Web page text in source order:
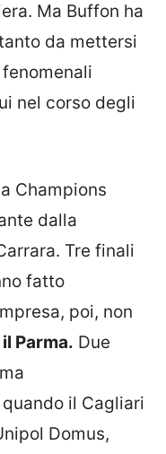
Ma Buffon ha
da mettersi
nel corso degli
Champions
dalla
Tre finali
fatto
poi, non
Parma. Due
il Cagliari
Domus,